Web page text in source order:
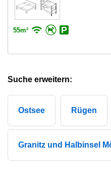
55m²
Suche erweitern:
Ostsee Rügen
Granitz und Halbinsel